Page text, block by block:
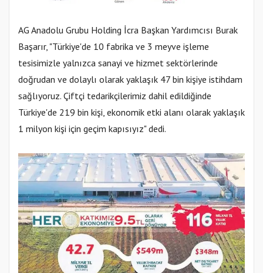
AG Anadolu Grubu Holding İcra Başkan Yardımcısı Burak
Başarır, "Türkiye'de 10 fabrika ve 3 meyve işleme
tesisimizle yalnızca sanayi ve hizmet sektörlerinde
doğrudan ve dolaylı olarak yaklaşık 47 bin kişiye istihdam
sağlıyoruz. Çiftçi tedarikçilerimiz dahil edildiğinde
Türkiye'de 219 bin kişi, ekonomik etki alanı olarak yaklaşık
1 milyon kişi için geçim kapısıyız" dedi.